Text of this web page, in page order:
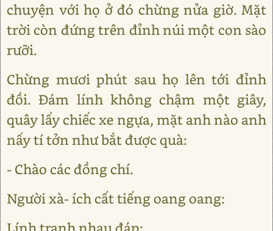
chuyện với họ ở đó chừng nửa giờ. Mặt
trời còn đứng trên đỉnh núi một con sào
rưỡi.
Chừng mươi phút sau họ lên tới đỉnh
đồi. Đám lính không chậm một giây,
quây lấy chiếc xe ngựa, mặt anh nào anh
nấy tí tởn như bắt được quà:
- Chào các đồng chí.
Người xà- ích cất tiếng oang oang: